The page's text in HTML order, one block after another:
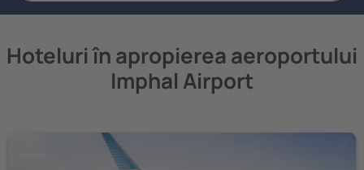
Hoteluri în apropierea aeroportului
Imphal Airport